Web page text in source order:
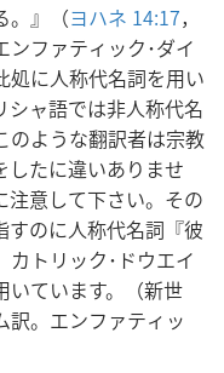
。』（ヨハネ 14:17，
ファティック･ダイ
処に人称代名詞を用い
シャ語では非人称代名
のような翻訳者は宗教
したに違いありませ
注意して下さい。その
のに人称代名詞『彼
トリック･ドウエイ
いています。（新世
訳。エンファティッ